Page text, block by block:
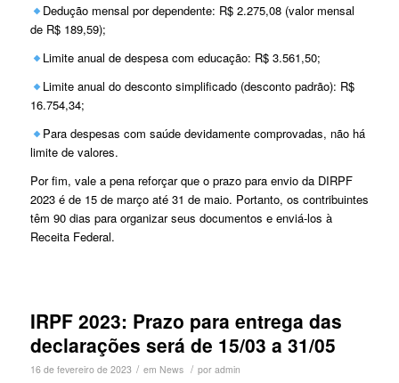
Dedução mensal por dependente: R$ 2.275,08 (valor mensal
de R$ 189,59);
Limite anual de despesa com educação: R$ 3.561,50;
Limite anual do desconto simplificado (desconto padrão): R$
16.754,34;
Para despesas com saúde devidamente comprovadas, não há
limite de valores.
Por fim, vale a pena reforçar que o prazo para envio da DIRPF
2023 é de 15 de março até 31 de maio. Portanto, os contribuintes
têm 90 dias para organizar seus documentos e enviá-los à
Receita Federal.
IRPF 2023: Prazo para entrega das
declarações será de 15/03 a 31/05
16 de fevereiro de 2023 / em News / por admin